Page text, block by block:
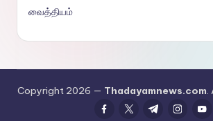
வைத்தியம்
Copyright 2026 — Thadayamnews.com.
facebook.com
twitter.com
t.me